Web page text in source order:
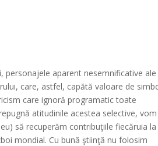
personajele aparent nesemnificative ale
care, astfel, capătă valoare de
care ignoră programatic toate
atitudinile acestea selective, vom
să recuperăm contribuţiile fiecăruia la
mondial. Cu bună ştiinţă nu folosim